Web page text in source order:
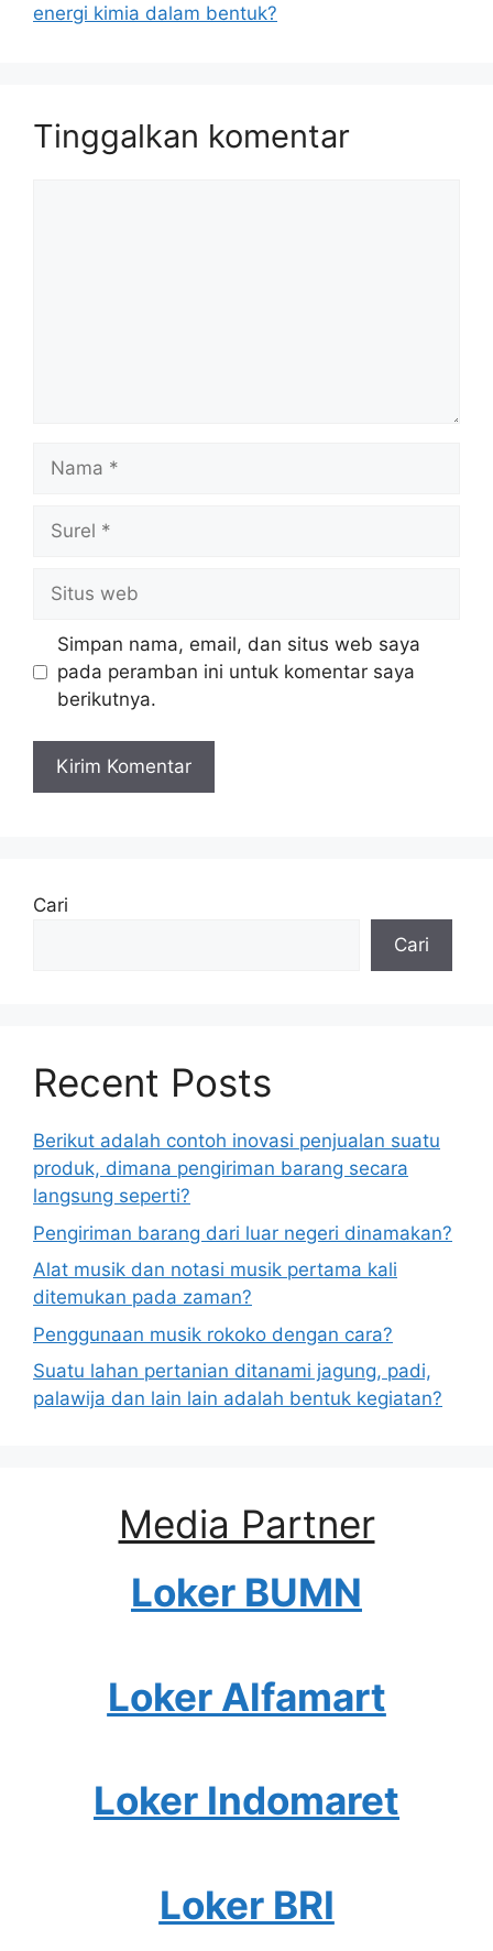
energi kimia dalam bentuk?
Tinggalkan komentar
web
Simpan nama, email, dan situs web saya
pada peramban ini untuk komentar saya
berikutnya.
Cari
Cari
Recent Posts
Berikut adalah contoh inovasi penjualan suatu
produk, dimana pengiriman barang secara
langsung seperti?
Pengiriman barang dari luar negeri dinamakan?
Alat musik dan notasi musik pertama kali
ditemukan pada zaman?
Penggunaan musik rokoko dengan cara?
Suatu lahan pertanian ditanami jagung, padi,
palawija dan lain lain adalah bentuk kegiatan?
Media Partner
Loker BUMN
Loker Alfamart
Loker Indomaret
Loker BRI